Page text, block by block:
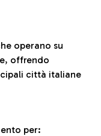
operano su
offrendo
città italiane
per: